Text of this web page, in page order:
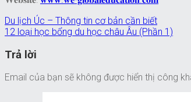
Du lịch Úc – Thông tin cơ bản cần biết
12 loại học bổng du học châu Âu (Phần 1)
Trả lời
Email của bạn sẽ không được hiển thị công